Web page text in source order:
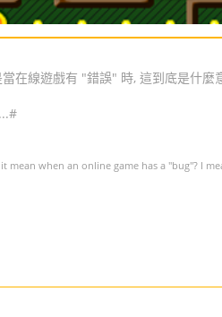
在線遊戲有 "錯誤" 時, 這到底是什
mean when an online game has a "bug"? I